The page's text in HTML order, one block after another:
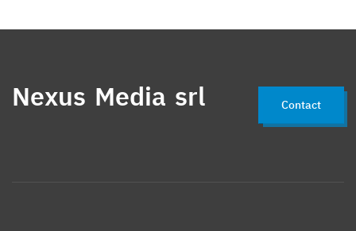
Nexus Media srl Contact